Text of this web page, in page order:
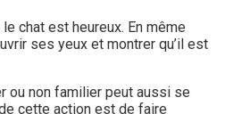
chat est heureux. En même
ses yeux et montrer qu’il est
ou non familier peut aussi se
cette action est de faire